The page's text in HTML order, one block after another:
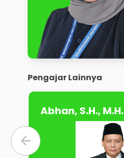
Pengajar Lainnya
Abhan, S.H., M.H.